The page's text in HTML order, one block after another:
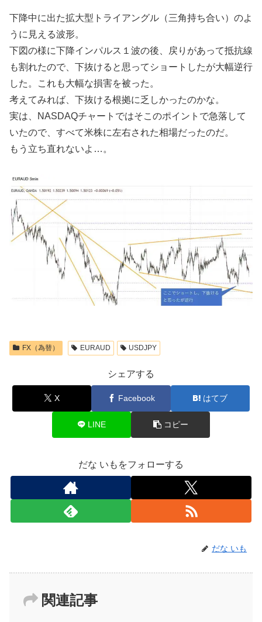
下降中に出た拡大型トライアングル（三角持ち合い）のよ
うに見える波形。
下図の様に下降インパルス１波の後、戻りがあって抵抗線
も割れたので、下抜けると思ってショートしたが大幅逆行
した。これも大幅な損害を被った。
考えてみれば、下抜ける根拠に乏しかったのかな。
実は、NASDAQチャートではそこのポイントで急落して
いたので、すべて米株に左右された相場だったのだ。
もう立ち直れないよ…。
FX（為替） EURAUD USDJPY
シェアする
X Facebook はてブ
LINE コピー
だな いもをフォローする
だな いも
関連記事